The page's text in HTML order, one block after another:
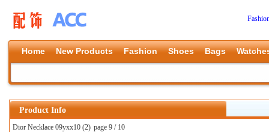
Home New Products Fashion Shoes Bags
Product Info
Dior Necklace 09yxx10 (2) page 9 / 10